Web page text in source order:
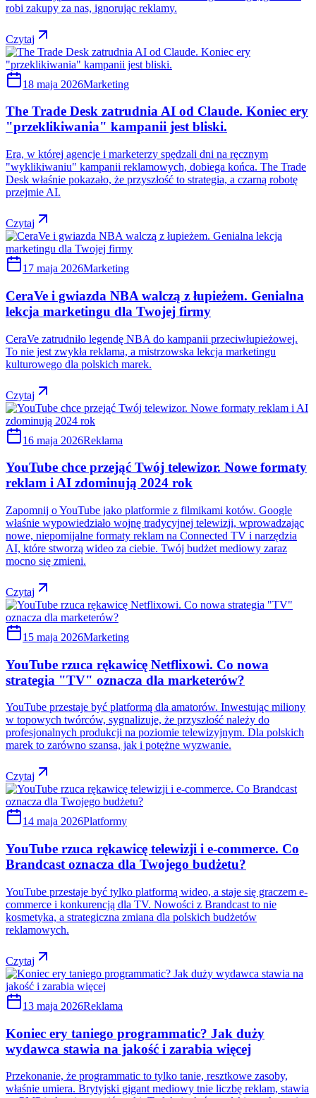
robi zakupy za nas, ignorując reklamy.
Czytaj
18 maja 2026Marketing
The Trade Desk zatrudnia AI od Claude. Koniec ery
"przeklikiwania" kampanii jest bliski.
Era, w której agencje i marketerzy spędzali dni na ręcznym
"wyklikiwaniu" kampanii reklamowych, dobiega końca. The Trade
Desk właśnie pokazało, że przyszłość to strategia, a czarną robotę
przejmie AI.
Czytaj
17 maja 2026Marketing
CeraVe i gwiazda NBA walczą z łupieżem. Genialna
lekcja marketingu dla Twojej firmy
CeraVe zatrudniło legendę NBA do kampanii przeciwłupieżowej.
To nie jest zwykła reklama, a mistrzowska lekcja marketingu
kulturowego dla polskich marek.
Czytaj
16 maja 2026Reklama
YouTube chce przejąć Twój telewizor. Nowe formaty
reklam i AI zdominują 2024 rok
Zapomnij o YouTube jako platformie z filmikami kotów. Google
właśnie wypowiedziało wojnę tradycyjnej telewizji, wprowadzając
nowe, niepomijalne formaty reklam na Connected TV i narzędzia
AI, które stworzą wideo za ciebie. Twój budżet mediowy zaraz
mocno się zmieni.
Czytaj
15 maja 2026Marketing
YouTube rzuca rękawicę Netflixowi. Co nowa
strategia "TV" oznacza dla marketerów?
YouTube przestaje być platformą dla amatorów. Inwestując miliony
w topowych twórców, sygnalizuje, że przyszłość należy do
profesjonalnych produkcji na poziomie telewizyjnym. Dla polskich
marek to zarówno szansa, jak i potężne wyzwanie.
Czytaj
14 maja 2026Platformy
YouTube rzuca rękawicę telewizji i e-commerce. Co
Brandcast oznacza dla Twojego budżetu?
YouTube przestaje być tylko platformą wideo, a staje się graczem e-
commerce i konkurencją dla TV. Nowości z Brandcast to nie
kosmetyka, a strategiczna zmiana dla polskich budżetów
reklamowych.
Czytaj
13 maja 2026Reklama
Koniec ery taniego programmatic? Jak duży
wydawca stawia na jakość i zarabia więcej
Przekonanie, że programmatic to tylko tanie, resztkowe zasoby,
właśnie umiera. Brytyjski gigant mediowy tnie liczbę reklam, stawia